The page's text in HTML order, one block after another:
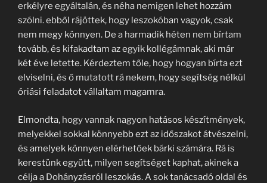
erkélyre egyáltalán, és néha nemigen lehet hozzám
szólni. ebből rájöttek, hogy leszokóban vagyok, csak
nem megy könnyen. De a harmadik héten nem bírtam
tovább, és kifakadtam az egyik kollégámnak, aki már
két éve letette. Kérdeztem tőle, hogy hogyan bírta ezt
elviselni, és ő mutatott rá nekem, hogy segítség nélkül
óriási feladatot vállaltam magamra.
Elmondta, hogy vannak nagyon hatásos készítmények,
melyekkel sokkal könnyebb ezt az időszakot átvészelni,
és amelyek könnyen elérhetőek bárki számára. Rá is
kerestünk együtt, milyen segítséget kaphat, akinek a
célja a Dohányzásról leszokás. A sok tanácsadó oldal és